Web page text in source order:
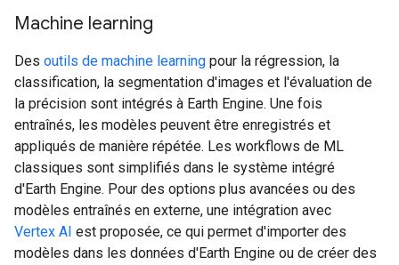
Machine learning
Des outils de machine learning pour la régression, la
classification, la segmentation d'images et l'évaluation de
la précision sont intégrés à Earth Engine. Une fois
entraînés, les modèles peuvent être enregistrés et
appliqués de manière répétée. Les workflows de ML
classiques sont simplifiés dans le système intégré
d'Earth Engine. Pour des options plus avancées ou des
modèles entraînés en externe, une intégration avec
Vertex AI est proposée, ce qui permet d'importer des
modèles dans les données d'Earth Engine ou de créer des